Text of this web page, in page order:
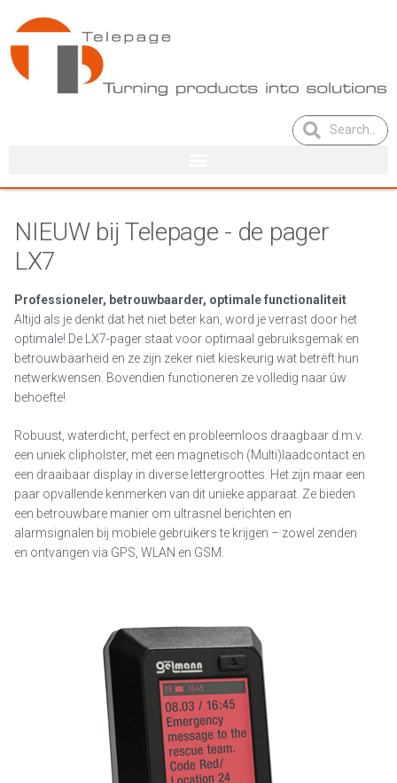
NIEUW bij Telepage - de pager
LX7
Professioneler, betrouwbaarder, optimale functionaliteit
Altijd als je denkt dat het niet beter kan, word je verrast door het
optimale! De LX7-pager staat voor optimaal gebruiksgemak en
betrouwbaarheid en ze zijn zeker niet kieskeurig wat betreft hun
netwerkwensen. Bovendien functioneren ze volledig naar úw
behoefte!
Robuust, waterdicht, perfect en probleemloos draagbaar d.m.v.
een uniek clipholster, met een magnetisch (Multi)laadcontact en
een draaibaar display in diverse lettergroottes. Het zijn maar een
paar opvallende kenmerken van dit unieke apparaat. Ze bieden
een betrouwbare manier om ultrasnel berichten en
alarmsignalen bij mobiele gebruikers te krijgen – zowel zenden
en ontvangen via GPS, WLAN en GSM.